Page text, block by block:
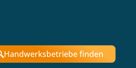
Handwerksbetriebe finden